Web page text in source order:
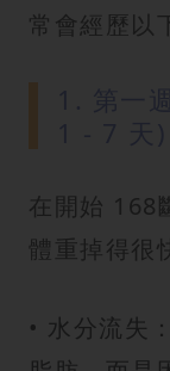
常會經歷以
在開始 168
體重掉得很
• 水分流失